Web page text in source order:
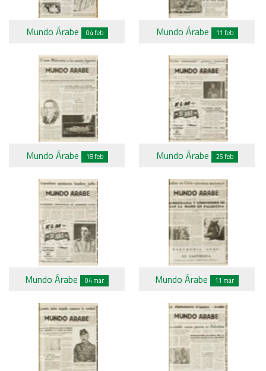
Mundo Árabe 04 feb Mundo Árabe 11 feb
Mundo Árabe 18 feb Mundo Árabe 25 feb
Mundo Árabe 04 mar Mundo Árabe 11 mar